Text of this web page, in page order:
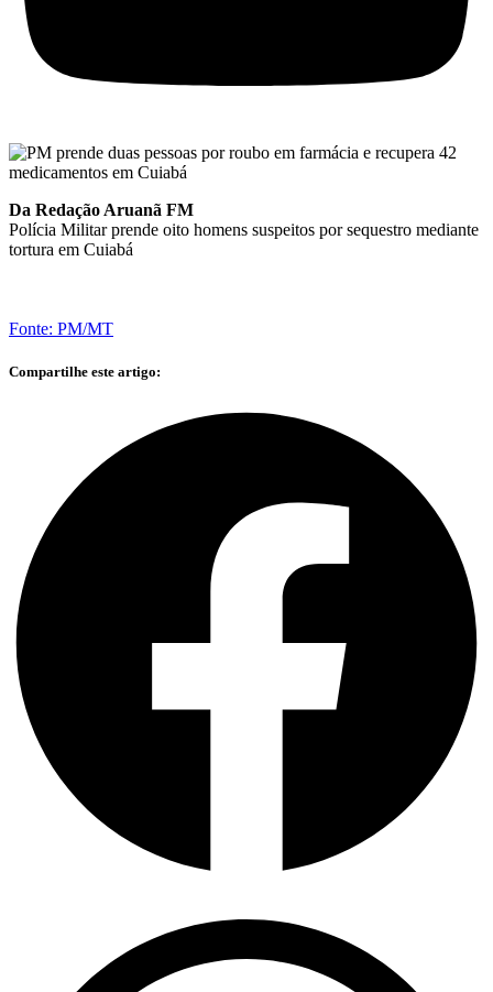
Da Redação Aruanã FM
Polícia Militar prende oito homens suspeitos por sequestro mediante
tortura em Cuiabá
Fonte: PM/MT
Compartilhe este artigo: